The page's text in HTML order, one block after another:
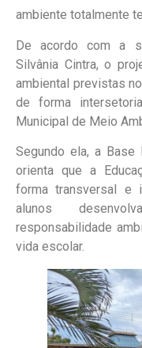
ambiente totalmente
De acordo com a
Silvânia Cintra, o
ambiental previstas
de forma
Municipal de Meio
Segundo ela, a Base
orienta que a
forma transversal e
alunos
responsabilidade
vida escolar.